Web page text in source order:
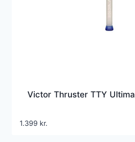
Victor Thruster TTY Ultima
1.399 kr.